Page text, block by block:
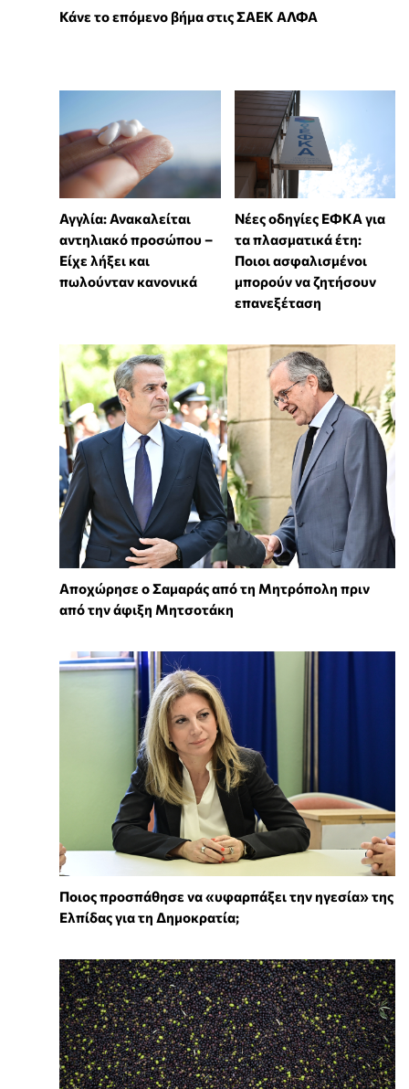
Κάνε το επόμενο βήμα στις ΣΑΕΚ ΑΛΦΑ
Αγγλία: Ανακαλείται
αντηλιακό προσώπου –
Είχε λήξει και
πωλούνταν κανονικά
Νέες οδηγίες ΕΦΚΑ για
τα πλασματικά έτη:
Ποιοι ασφαλισμένοι
μπορούν να ζητήσουν
επανεξέταση
Αποχώρησε ο Σαμαράς από τη Μητρόπολη πριν
από την άφιξη Μητσοτάκη
Ποιος προσπάθησε να «υφαρπάξει την ηγεσία» της
Ελπίδας για τη Δημοκρατία;